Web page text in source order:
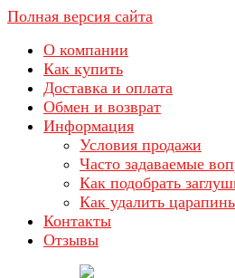
Полная версия сайта
О компании
Как купить
Доставка и оплата
Обмен и возврат
Информация
Условия продажи
Часто задаваемые
Как подобрать
Как удалить
Контакты
Отзывы